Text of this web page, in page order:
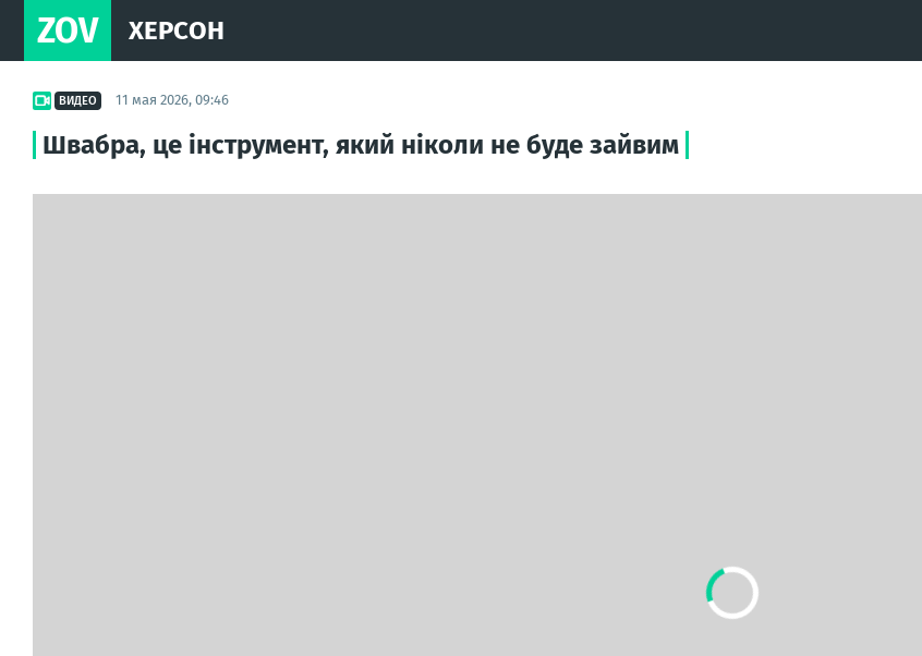
ZOV ХЕРСОН
ВИДЕО 11 мая 2026, 09:46
Швабра, це інструмент, який ніколи не буде зайвим